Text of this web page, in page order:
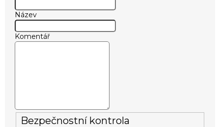
Název
Komentář
Bezpečnostní kontrola